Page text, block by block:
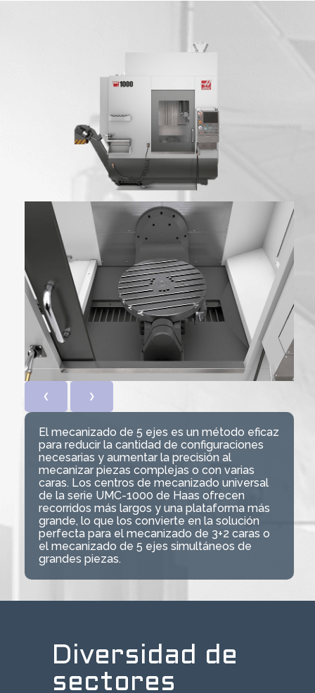
❮ ❯
El mecanizado de 5 ejes es un método eficaz
para reducir la cantidad de configuraciones
necesarias y aumentar la precisión al
mecanizar piezas complejas o con varias
caras. Los centros de mecanizado universal
de la serie UMC-1000 de Haas ofrecen
recorridos más largos y una plataforma más
grande, lo que los convierte en la solución
perfecta para el mecanizado de 3+2 caras o
el mecanizado de 5 ejes simultáneos de
grandes piezas.
Diversidad de
sectores